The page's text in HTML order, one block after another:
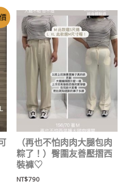
（再也不怕肉肉大腿包肉
粽了！）臀圍友善壓摺西
裝褲♡
NT$790